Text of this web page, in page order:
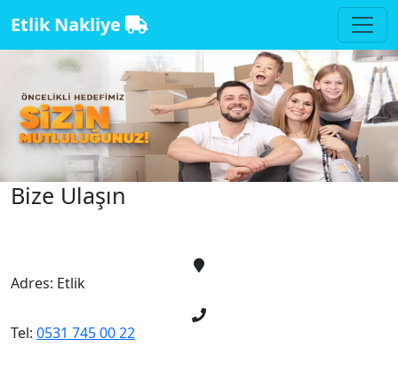
Etlik Nakliye
Bize Ulaşın
Adres: Etlik
Tel: 0531 745 00 22